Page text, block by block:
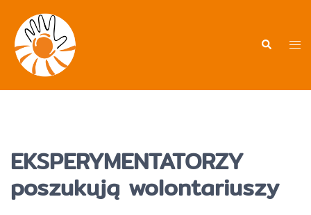
treści
EKSPERYMENTATORZY
poszukują wolontariuszy